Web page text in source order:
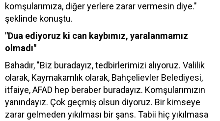
komşularımıza, diğer yerlere zarar vermesin diye."
şeklinde konuştu.
"Dua ediyoruz ki can kaybımız, yaralanmamız
olmadı"
Bahadır, "Biz buradayız, tedbirlerimizi alıyoruz. Valilik
olarak, Kaymakamlık olarak, Bahçelievler Belediyesi,
itfaiye, AFAD hep beraber buradayız. Komşularımızın
yanındayız. Çok geçmiş olsun diyoruz. Bir kimseye
zarar gelmeden yıkılması bir şans. Tabii hiç yıkılmasa